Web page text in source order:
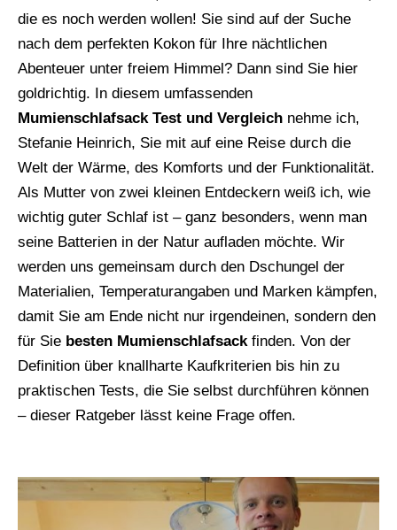
die es noch werden wollen! Sie sind auf der Suche
nach dem perfekten Kokon für Ihre nächtlichen
Abenteuer unter freiem Himmel? Dann sind Sie hier
goldrichtig. In diesem umfassenden
Mumienschlafsack Test und Vergleich nehme ich,
Stefanie Heinrich, Sie mit auf eine Reise durch die
Welt der Wärme, des Komforts und der Funktionalität.
Als Mutter von zwei kleinen Entdeckern weiß ich, wie
wichtig guter Schlaf ist – ganz besonders, wenn man
seine Batterien in der Natur aufladen möchte. Wir
werden uns gemeinsam durch den Dschungel der
Materialien, Temperaturangaben und Marken kämpfen,
damit Sie am Ende nicht nur irgendeinen, sondern den
für Sie besten Mumienschlafsackfinden. Von der
Definition über knallharte Kaufkriterien bis hin zu
praktischen Tests, die Sie selbst durchführen können
– dieser Ratgeber lässt keine Frage offen.